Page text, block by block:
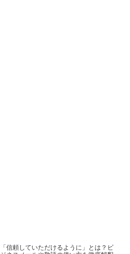
「信頼していただけるように」とは？ビ